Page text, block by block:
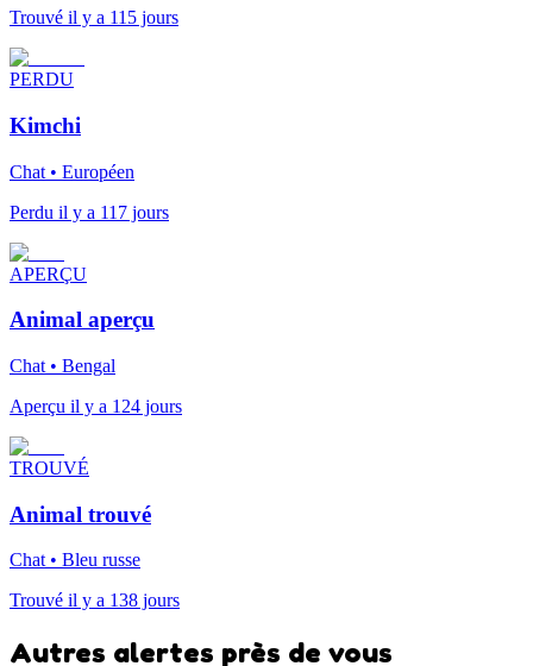
Trouvé il y a 115 jours
PERDU
Kimchi
Chat • Européen
Perdu il y a 117 jours
APERÇU
Animal aperçu
Chat • Bengal
Aperçu il y a 124 jours
TROUVÉ
Animal trouvé
Chat • Bleu russe
Trouvé il y a 138 jours
Autres alertes près de vous